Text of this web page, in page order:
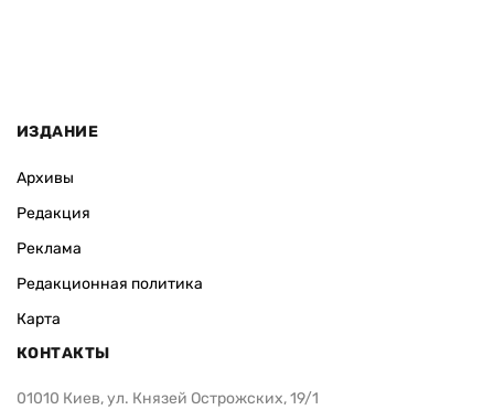
ИЗДАНИЕ
Архивы
Редакция
Реклама
Редакционная политика
Карта
КОНТАКТЫ
01010 Киев, ул. Князей Острожских, 19/1